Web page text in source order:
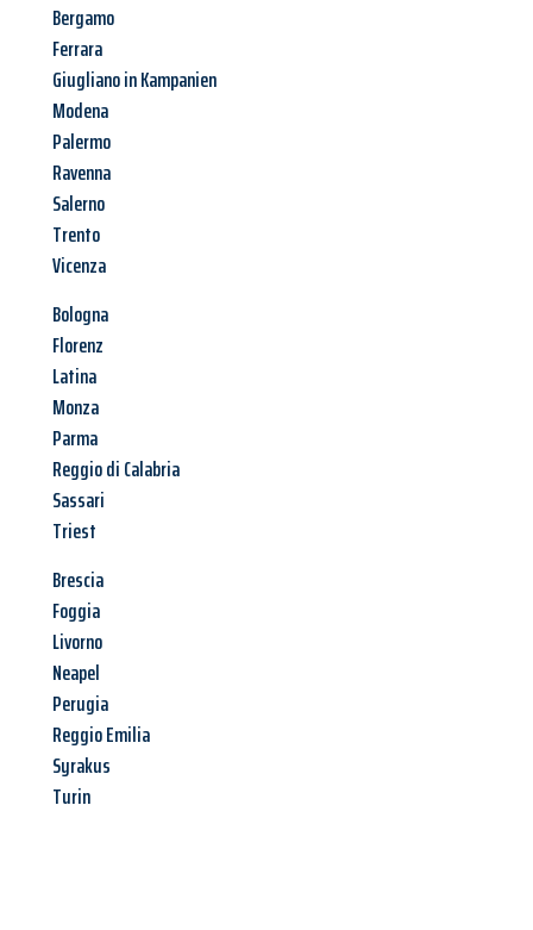
Bergamo
Ferrara
Giugliano in Kampanien
Modena
Palermo
Ravenna
Salerno
Trento
Vicenza
Bologna
Florenz
Latina
Monza
Parma
Reggio di Calabria
Sassari
Triest
Brescia
Foggia
Livorno
Neapel
Perugia
Reggio Emilia
Syrakus
Turin